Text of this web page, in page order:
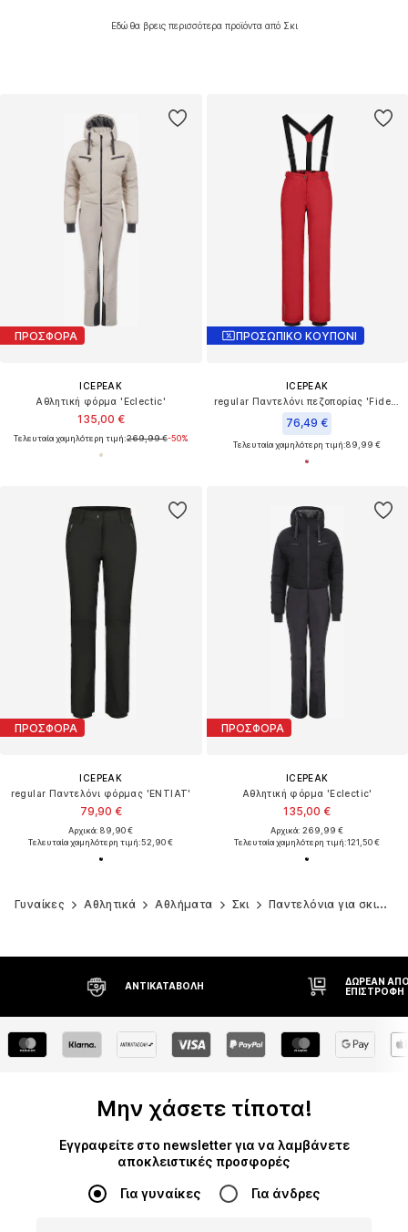
Εδώ θα βρεις περισσότερα προϊόντα από Σκι
ΠΡΟΣΦΟΡΑ
ICEPEAK
Αθλητική φόρμα 'Eclectic'
135,00 €
Τελευταία χαμηλότερη τιμή:269,99 €-50%
ΠΡΟΣΩΠΙΚΟ ΚΟΥΠΟΝΙ
ICEPEAK
76,49 €
Τελευταία χαμηλότερη τιμή:89,99 €
ΠΡΟΣΦΟΡΑ
ICEPEAK
regular Παντελόνι φόρμας 'ENTIAT'
79,90 €
Αρχικά: 89,90 €
Τελευταία χαμηλότερη τιμή:52,90 €
ΠΡΟΣΦΟΡΑ
ICEPEAK
Αθλητική φόρμα 'Eclectic'
135,00 €
Αρχικά: 269,99 €
Τελευταία χαμηλότερη τιμή:121,50 €
Γυναίκες Αθλητικά Αθλήματα Σκι Παντελόνια για σκι
ΑΝΤΙΚΑΤΑΒΟΛΉ
ΔΩΡΕΆΝ
ΕΠΙΣΤΡΟΦΉ
Μην χάσετε τίποτα!
Εγγραφείτε στο newsletter για να λαμβάνετε
αποκλειστικές προσφορές
Για γυναίκες Για άνδρες